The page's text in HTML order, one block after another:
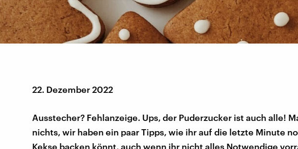
22. Dezember 2022
Ausstecher? Fehlanzeige. Ups, der Puderzucker ist auch alle!
nichts, wir haben ein paar Tipps, wie ihr auf die letzte Minute
Kekse backen könnt, auch wenn ihr nicht alles Notwendige